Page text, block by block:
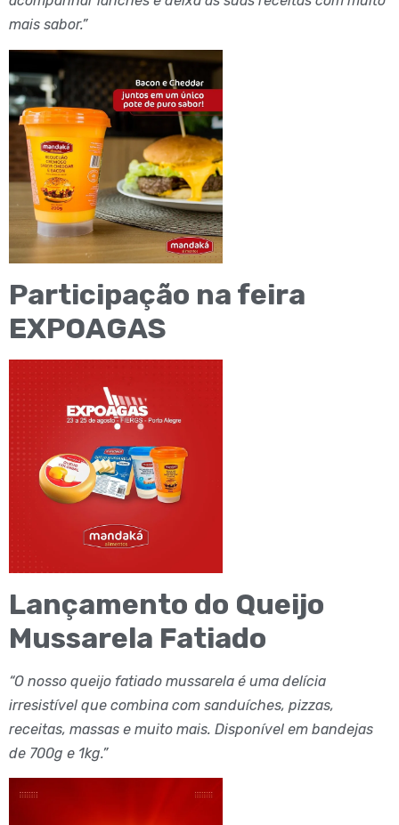
mais sabor.”
Participação na feira
EXPOAGAS
Lançamento do Queijo
Mussarela Fatiado
“O nosso queijo fatiado mussarela é uma delícia
irresistível que combina com sanduíches, pizzas,
receitas, massas e muito mais. Disponível em bandejas
de 700g e 1kg.”